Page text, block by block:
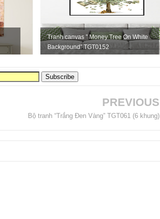
Tranh canvas ” Money Tree On White
Background” TGT0152
PREVIOUS
Bộ tranh “Trắng Đen Vàng” TGT061 (6 khung)